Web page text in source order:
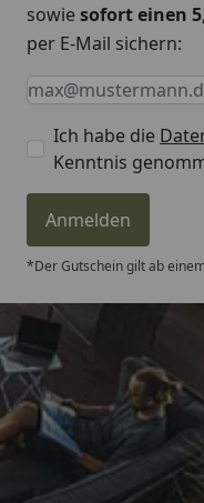
sowiesofort einen
per E-Mail sichern:
Keine Eingabe
Eingabe erforderlich
E-Mail *
Ich habe die
Kenntnis
Anmelden
*Der Gutschein gilt ab